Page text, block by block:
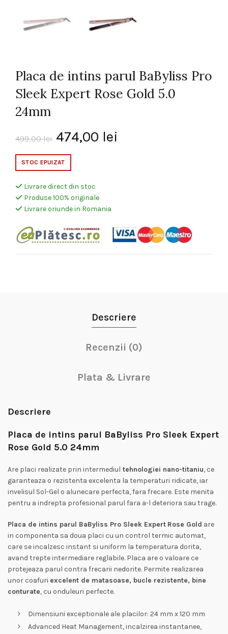
Placa de intins parul BaByliss Pro
Sleek Expert Rose Gold 5.0
24mm
499,00lei Prețul
inițial
a
fost:
499,00 lei.
474,00 lei
STOC EPUIZAT
Livrare direct din stoc
Produse 100% originale
Livrare oriunde in Romania
Descriere
Recenzii (0)
Plata & Livrare
Descriere
Placa de intins parul BaByliss Pro Sleek Expert
Rose Gold 5.0 24mm
Are placi realizate prin intermediul tehnologiei nano-titaniu, ce
garanteaza o rezistenta excelenta la temperaturi ridicate, iar
invelisul Sol-Gel o alunecare perfecta, fara frecare. Este menita
pentru a indrepta profesional parul fara a-l deteriora sau trage.
Placa de intins parul BaByliss Pro Sleek Expert Rose Gold are
in componenta sa doua placi cu un control termic automat,
care se incalzesc instant si uniform la temperatura dorita,
avand trepte intermediare reglabile. Placa are o valoare ce
protejeaza parul contra frecarii nedorite. Permite realizarea
unor coafuri excelent de matasoase, bucle rezistente, bine
conturate, cu onduleuri perfecte.
Dimensiuni exceptionale ale placilor: 24 mm x 120 mm
Advanced Heat Management, incalzirea instantanee,